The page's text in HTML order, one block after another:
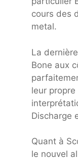
cours des
metal.
La
Bone aux
leur
Discharge
Quant à
le nouvel